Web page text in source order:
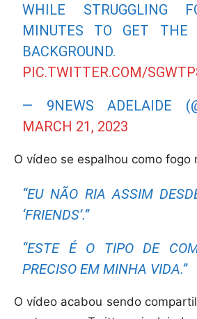
WHILE STRUGGLING
MINUTES TO GET THE
PIC.TWITTER.COM/
— 9NEWS ADELAIDE
MARCH 21, 2023
O vídeo se espalhou como fogo
“EU NÃO RIA ASSIM
‘FRIENDS’.”
“ESTE É O TIPO DE
PRECISO EM MINHA VIDA.”
O vídeo acabou sendo